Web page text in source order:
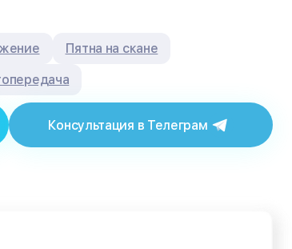
Пятна на скане
Консультация в Телеграм